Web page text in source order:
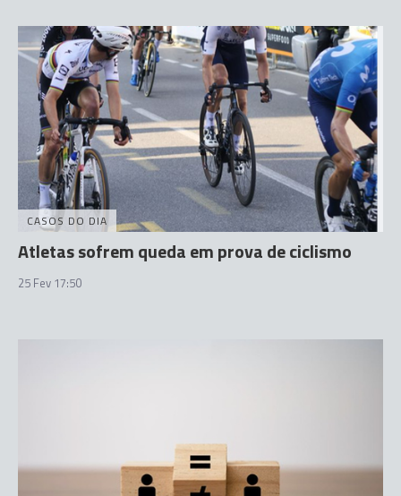
CASOS DO DIA
Atletas sofrem queda em prova de ciclismo
25 Fev 17:50